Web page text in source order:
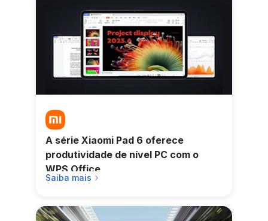
A série Xiaomi Pad 6 oferece
produtividade de nível PC com o
WPS Office
Saiba mais